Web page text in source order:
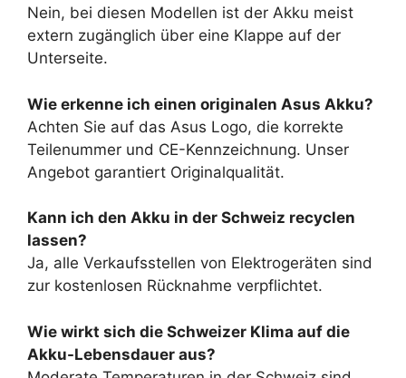
Nein, bei diesen Modellen ist der Akku meist
extern zugänglich über eine Klappe auf der
Unterseite.
Wie erkenne ich einen originalen Asus Akku?
Achten Sie auf das Asus Logo, die korrekte
Teilenummer und CE-Kennzeichnung. Unser
Angebot garantiert Originalqualität.
Kann ich den Akku in der Schweiz recyclen
lassen?
Ja, alle Verkaufsstellen von Elektrogeräten sind
zur kostenlosen Rücknahme verpflichtet.
Wie wirkt sich die Schweizer Klima auf die
Akku-Lebensdauer aus?